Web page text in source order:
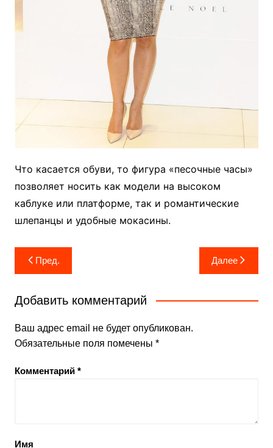
Что касается обуви, то фигура «песочные часы»
позволяет носить как модели на высоком
каблуке или платформе, так и романтические
шлепанцы и удобные мокасины.
Навигация
по
записям
Пред. Далее
Добавить комментарий
Ваш адрес email не будет опубликован.
Обязательные поля помечены *
Комментарий *
Имя